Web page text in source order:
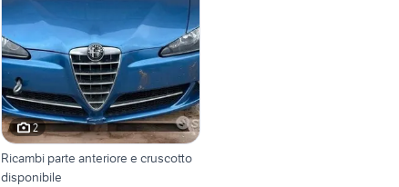
2
Ricambi parte anteriore e cruscotto
disponibile